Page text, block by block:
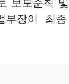
보도준칙
부장이 최종